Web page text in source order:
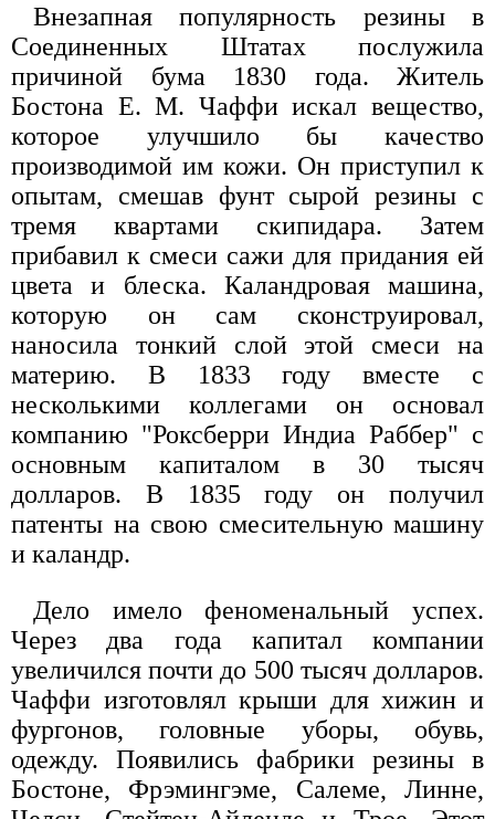
Внезапная популярность резины в
Соединенных Штатах послужила
причиной бума 1830 года. Житель
Бостона Е. М. Чаффи искал вещество,
которое улучшило бы качество
производимой им кожи. Он приступил к
опытам, смешав фунт сырой резины с
тремя квартами скипидара. Затем
прибавил к смеси сажи для придания ей
цвета и блеска. Каландровая машина,
которую он сам сконструировал,
наносила тонкий слой этой смеси на
материю. В 1833 году вместе с
несколькими коллегами он основал
компанию "Роксберри Индиа Раббер" с
основным капиталом в 30 тысяч
долларов. В 1835 году он получил
патенты на свою смесительную машину
и каландр.
Дело имело феноменальный успех.
Через два года капитал компании
увеличился почти до 500 тысяч долларов.
Чаффи изготовлял крыши для хижин и
фургонов, головные уборы, обувь,
одежду. Появились фабрики резины в
Бостоне, Фрэмингэме, Салеме, Линне,